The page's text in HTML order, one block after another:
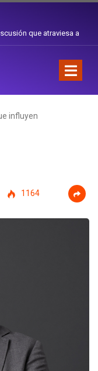
en Corporación
influyen
1164